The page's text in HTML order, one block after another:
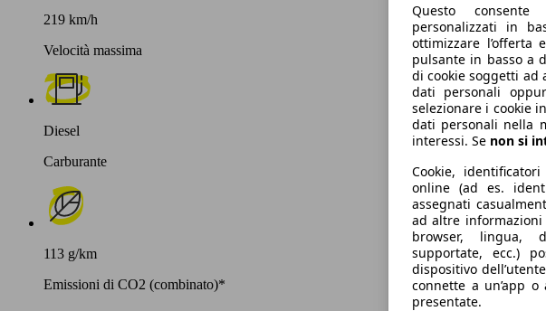
219 km/h
Velocità massima
Diesel
Carburante
113 g/km
Emissioni di CO2 (combinato)*
Questo
personalizzati in
ottimizzare l’offerta
pulsante in basso a
di cookie soggetti ad
dati personali
selezionare i cookie
dati personali nella
interessi. Se non si
Cookie,
online (ad es.
assegnati
ad altre
browser, lingua,
supportate, ecc.)
dispositivo
connette a un’app
presentate.